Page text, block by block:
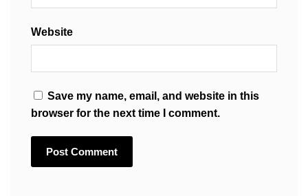
Website
Save my name, email, and website in this
browser for the next time I comment.